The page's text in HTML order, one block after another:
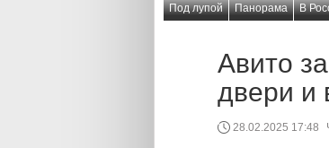
Под лупой Панорама В
Авито
двери и
28.02.2025 17:48